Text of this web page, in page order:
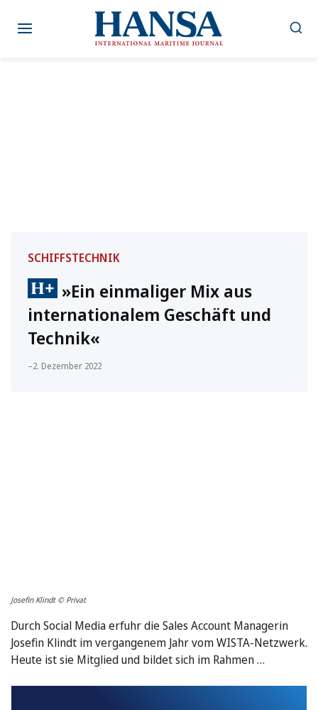
Inhalt
SCHIFFSTECHNIK
»Ein einmaliger Mix aus
internationalem Geschäft und
Technik«
–2. Dezember 2022
Josefin Klindt © Privat
Durch Social Media erfuhr die Sales Account Managerin
Josefin Klindt im vergangenem Jahr vom WISTA-Netzwerk.
Heute ist sie Mitglied und bildet sich im Rahmen …